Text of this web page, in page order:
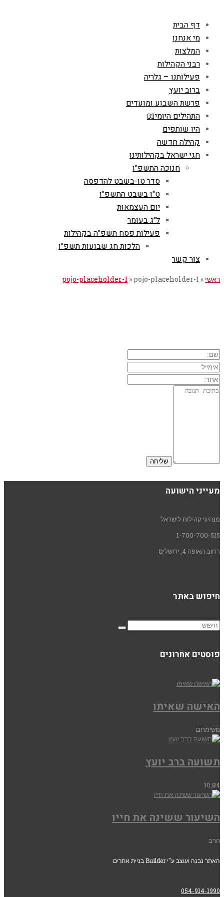
דף הבית
מי אנחנו
המלצות
רבני הקהילות
פעילותנו – גלריה
ברוב יועץ
פרשת השבוע ומועדים
התהילים היומי📖
היו שותפים
קהילה חדשה
חגי ישראל בקהילותינו
חנוכה התשפ"ו
סדר טו-בשבט להדפסה
ט"ו בשבט התשפ"ו
יום העצמאות
ל"ג בעומר
פעילות פסח תשפ"ה בקהילות
הלכות חג שבועות תשפ"ו
צור קשר
ראשי »
pojo-placeholder-1 » pojo-placeholder-1
מעייני הישועה
מנהיגי קהילות לישראל
1-700-700-515
רחוב האופה 4, ירושלים
חיפוש באתר
פוסטים אחרונים
האישה שאיתו
משימתם
תשועה ברב יועץ
10,84
השיעור ששינה את חייו
הרב
האתר נבנה ועוצב ע"י Builder בניית אתרים
054-914-1990